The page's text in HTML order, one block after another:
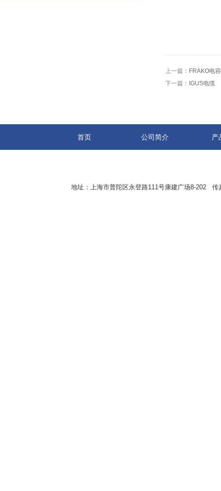
上一篇： FRAKO电容
下一篇： IGUS电缆
首页 公司简介 产
地址：上海市普陀区永登路111号康建广场8-202